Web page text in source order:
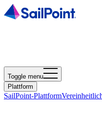
Toggle menu
Plattform
SailPoint-Plattform